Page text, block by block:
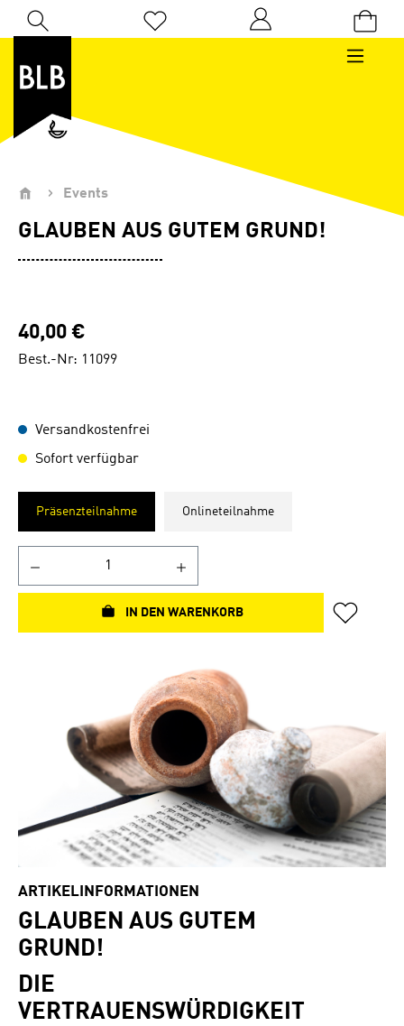
Zum Hauptinhalt springen
Du hast 0 Produkte auf dem Merkzettel
Events
GLAUBEN AUS GUTEM GRUND!
40,00 €
Best.-Nr: 11099
Versandkostenfrei
Sofort verfügbar
Präsenzteilnahme Onlineteilnahme
IN DEN WARENKORB
Bildergalerie überspringen
ARTIKELINFORMATIONEN
GLAUBEN AUS GUTEM
GRUND!
DIE
VERTRAUENSWÜRDIGKEIT